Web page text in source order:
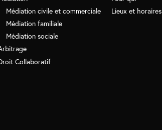
Médiation civile et commerciale
Médiation familiale
Médiation sociale
Collaboratif
Lieux et horaires